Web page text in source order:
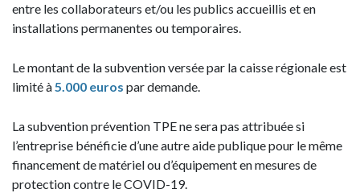
entre les collaborateurs et/ou les publics accueillis et en
installations permanentes ou temporaires.
Le montant de la subvention versée par la caisse régionale est
limité à5.000 euros par demande.
La subvention prévention TPE ne sera pas attribuée si
l’entreprise bénéficie d’une autre aide publique pour le même
financement de matériel ou d’équipement en mesures de
protection contre le COVID-19.